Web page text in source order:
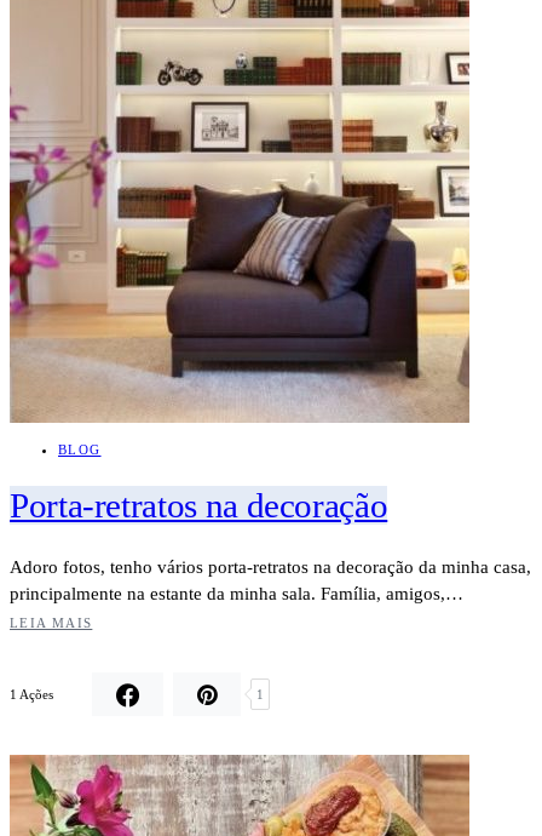
BLOG
Porta-retratos na decoração
Adoro fotos, tenho vários porta-retratos na decoração da minha casa,
principalmente na estante da minha sala. Família, amigos,…
LEIA MAIS
1 Ações 1